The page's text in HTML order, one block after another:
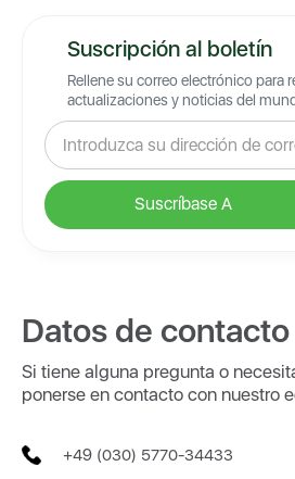
Suscripción al boletín
Rellene su correo electrónico para
actualizaciones y noticias del
Datos de contacto
Si tiene alguna pregunta o
ponerse en contacto con nuestro
+49 (030) 5770-34433